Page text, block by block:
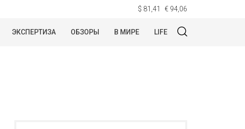
$ 81,41 € 94,06
ЭКСПЕРТИЗА ОБЗОРЫ В МИРЕ LIFE